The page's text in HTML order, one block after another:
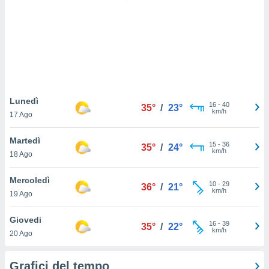
per
utilizzati
il
o
Lunedì
17 Ago
35° / 23° 16- 40
km/h
Martedì
18 Ago
35° / 24° 15- 36
km/h
Mercoledì
19 Ago
36° / 21° 10- 29
km/h
Giovedi
20 Ago
35° / 22° 16- 39
km/h
Grafici del tempo